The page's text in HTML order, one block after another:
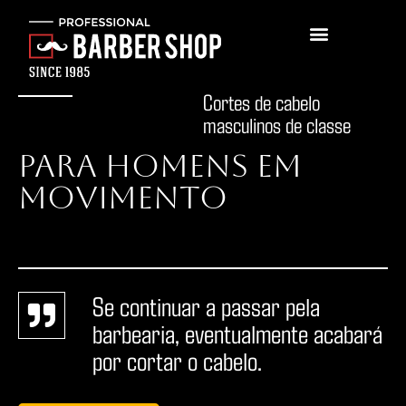
Cortes de cabelo
masculinos de classe
PARA HOMENS EM
MOVIMENTO
Se continuar a passar pela
barbearia, eventualmente acabará
por cortar o cabelo.